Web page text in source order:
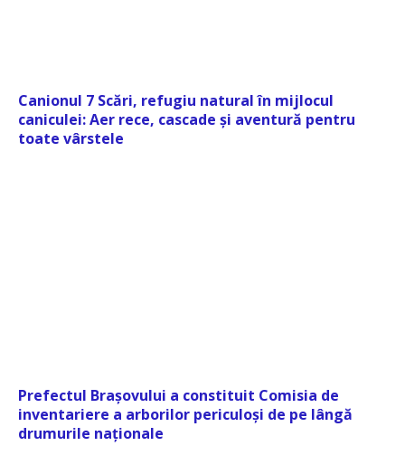
Canionul 7 Scări, refugiu natural în mijlocul
caniculei: Aer rece, cascade și aventură pentru
toate vârstele
Prefectul Brașovului a constituit Comisia de
inventariere a arborilor periculoși de pe lângă
drumurile naționale